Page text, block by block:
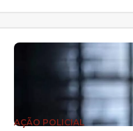
AÇÃO POLICIAL